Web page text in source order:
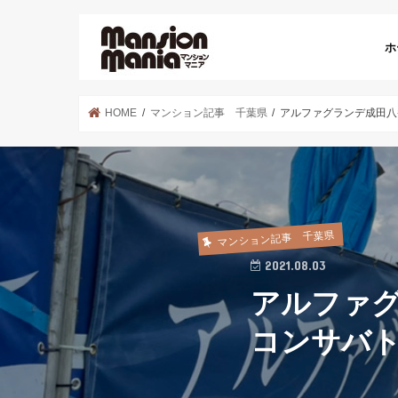
HOME マンション記事 千葉県 アルファグランデ成田
マンション記事 千葉県
2021.08.03
アルファ
コンサバ